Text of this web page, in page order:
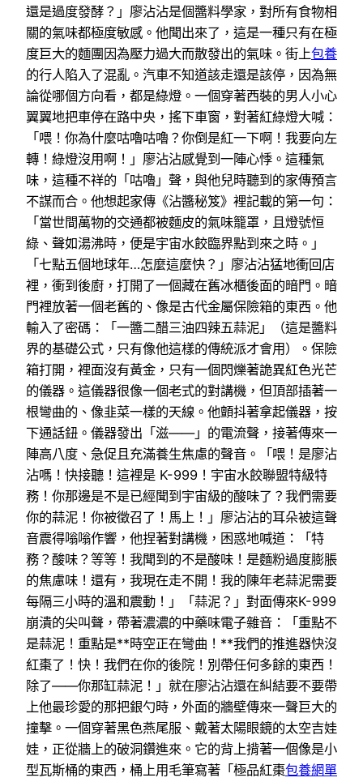
還是過度發酵？」廖沾沾是個醬料學家，對所有食物相
關的氣味都極度敏感。他聞出來了，這是一種只有在極
度巨大的麵團因為壓力過大而散發出的氣味。街上包養
的行人陷入了混亂。汽車不知道該走還是該停，因為無
論從哪個方向看，都是綠燈。一個穿著西裝的男人小心
翼翼地把車停在路中央，搖下車窗，對著紅綠燈大喊：
「喂！你為什麼咕嚕咕嚕？你倒是紅一下啊！我要向左
轉！綠燈沒用啊！」廖沾沾感覺到一陣心悸。這種氣
味，這種不祥的「咕嚕」聲，與他兒時聽到的家傳預言
不謀而合。他想起家傳《沾醬秘笈》裡記載的第一句：
「當世間萬物的交通都被麵皮的氣味籠罩，且燈號恒
綠、聲如湯沸時，便是宇宙水餃臨界點到來之時。」
「七點五個地球年…怎麼這麼快？」廖沾沾猛地衝回店
裡，衝到後廚，打開了一個藏在舊冰櫃後面的暗門。暗
門裡放著一個老舊的、像是古代金屬保險箱的東西。他
輸入了密碼：「一醬二醋三油四辣五蒜泥」（這是醬料
界的基礎公式，只有像他這樣的傳統派才會用）。保險
箱打開，裡面沒有黃金，只有一個閃爍著詭異紅色光芒
的儀器。這儀器很像一個老式的對講機，但頂部插著一
根彎曲的、像韭菜一樣的天線。他顫抖著拿起儀器，按
下通話鈕。儀器發出「滋——」的電流聲，接著傳來一
陣高八度、急促且充滿養生焦慮的聲音。「喂！是廖沾
沾嗎！快接聽！這裡是 K-999！宇宙水餃聯盟特級特
務！你那邊是不是已經聞到宇宙級的酸味了？我們需要
你的蒜泥！你被徵召了！馬上！」廖沾沾的耳朵被這聲
音震得嗡嗡作響，他捏著對講機，困惑地喊道：「特
務？酸味？等等！我聞到的不是酸味！是麵粉過度膨脹
的焦慮味！還有，我現在走不開！我的陳年老蒜泥需要
每隔三小時的溫和震動！」「蒜泥？」對面傳來K-999
崩潰的尖叫聲，帶著濃濃的中藥味電子雜音：「重點不
是蒜泥！重點是**時空正在彎曲！**我們的推進器快沒
紅棗了！快！我們在你的後院！別帶任何多餘的東西！
除了——你那缸蒜泥！」就在廖沾沾還在糾結要不要帶
上他最珍愛的那把銀勺時，外面的牆壁傳來一聲巨大的
撞擊。一個穿著黑色燕尾服、戴著太陽眼鏡的太空吉娃
娃，正從牆上的破洞鑽進來。它的背上揹著一個像是小
型瓦斯桶的東西，桶上用毛筆寫著「極品紅棗包養網單